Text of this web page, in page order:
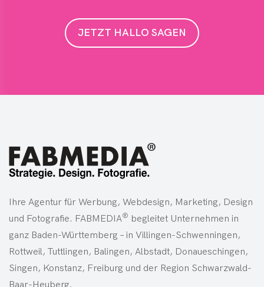
JETZT HALLO SAGEN
Ihre Agentur für Werbung, Webdesign, Marketing, Design
und Fotografie. FABMEDIA® begleitet Unternehmen in
ganz Baden-Württemberg – in Villingen-Schwenningen,
Rottweil, Tuttlingen, Balingen, Albstadt, Donaueschingen,
Singen, Konstanz, Freiburg und der Region Schwarzwald-